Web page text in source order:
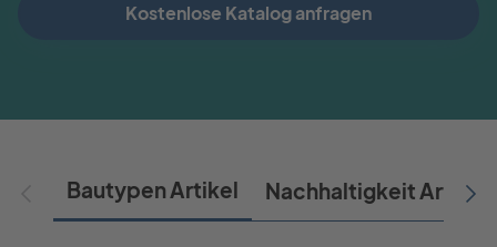
Kostenlose Katalog anfragen
Bautypen Artikel Nachhaltigkeit Artikel